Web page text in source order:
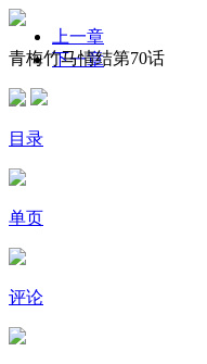
青梅竹马情结第70话
上一章
下一章
目录
单页
评论